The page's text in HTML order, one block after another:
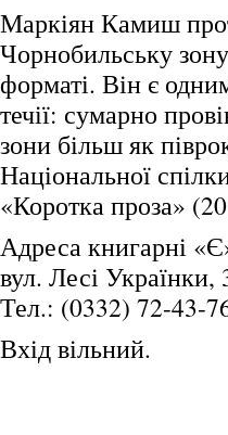
Маркіян Камиш
Чорнобильську
форматі. Він є
течії: сумарно
зони більш як
Національної
«Коротка проза»
Адреса книгарні
вул. Лесі Українки,
Тел.: (0332) 72-43-
Вхід вільний.